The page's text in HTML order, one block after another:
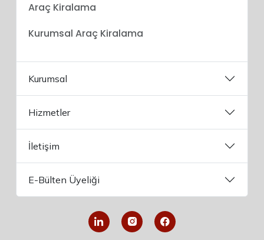
Araç Kiralama
Kurumsal Araç Kiralama
Kurumsal
Hizmetler
İletişim
E-Bülten Üyeliği